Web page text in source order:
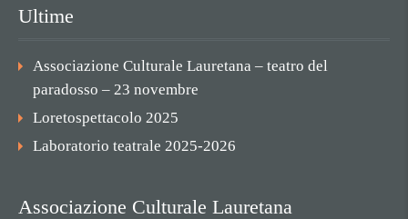
Ultime
Associazione Culturale Lauretana – teatro del
paradosso – 23 novembre
Loretospettacolo 2025
Laboratorio teatrale 2025-2026
Associazione Culturale Lauretana